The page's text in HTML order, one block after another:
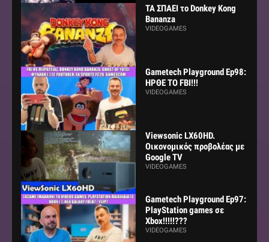
ΤΑ ΣΠΑΕΙ το Donkey Kong
Bananza
VIDEOGAMES
Gametech Playground Ep98:
ΗΡΘΕ ΤΟ FBI!!!
VIDEOGAMES
Viewsonic LX60HD.
Οικονομικός προβολέας με
Google TV
VIDEOGAMES
Gametech Playground Ep97:
PlayStation games σε
Xbox!!!!!???
VIDEOGAMES